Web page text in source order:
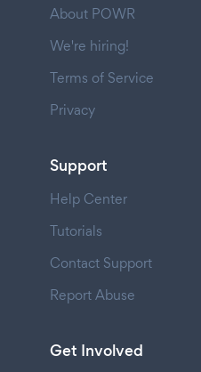
About POWR
We're hiring!
Terms of Service
Privacy
Support
Help Center
Tutorials
Contact Support
Report Abuse
Get Involved